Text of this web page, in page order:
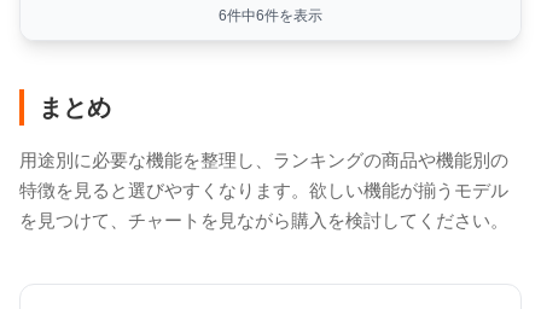
6件中6件を表示
まとめ
用途別に必要な機能を整理し、ランキングの商品や機能別の
特徴を見ると選びやすくなります。欲しい機能が揃うモデル
を見つけて、チャートを見ながら購入を検討してください。